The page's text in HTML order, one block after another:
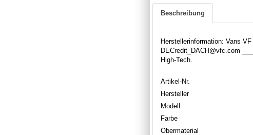
Beschreibung
Herstellerinformation: Vans
DECredit_DACH@vfc.com
High-Tech.
Artikel-Nr.
Hersteller
Modell
Farbe
Obermaterial